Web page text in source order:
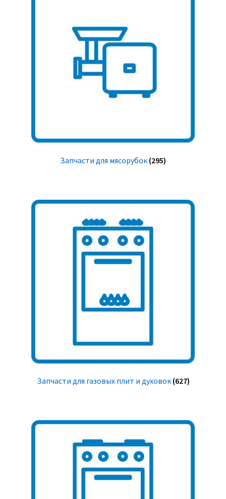
Запчасти для мясорубок (295)
Запчасти для газовых плит и духовок (627)